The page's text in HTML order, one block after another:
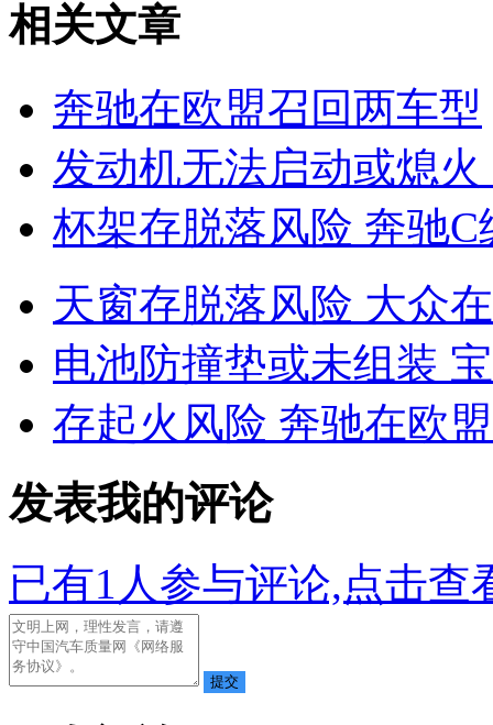
相关文章
奔驰在欧盟召回两车型
发动机无法启动或熄
杯架存脱落风险 奔驰
天窗存脱落风险 大众
电池防撞垫或未组装
存起火风险 奔驰在欧
发表我的评论
已有1 人参与评论,点击查